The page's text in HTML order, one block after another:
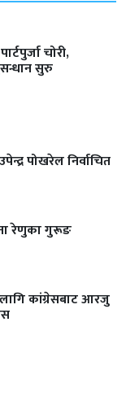
चोरी,
सुरु
पोखरेल निर्वाचित
रेणुका गुरूङ
कांग्रेसबाट आरजु